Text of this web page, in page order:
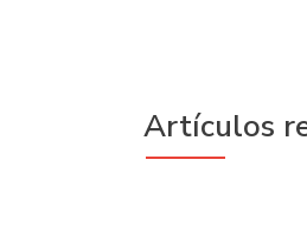
Artículos